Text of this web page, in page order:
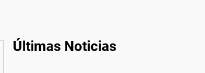
Últimas Noticias